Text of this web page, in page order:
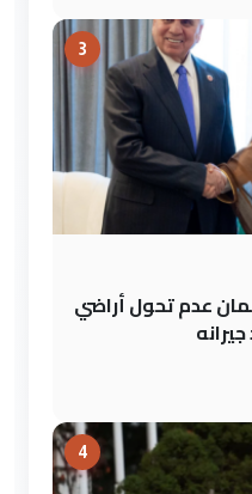
3
عدم تحول أراضي
4